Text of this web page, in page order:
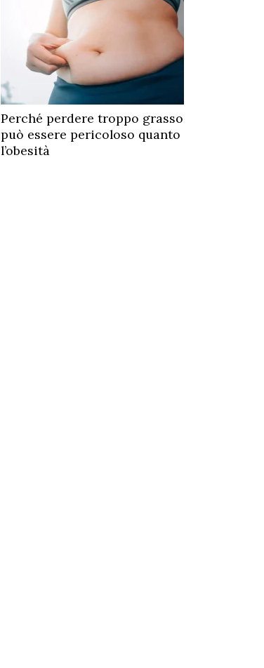
Perché perdere troppo grasso
può essere pericoloso quanto
l’obesità